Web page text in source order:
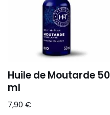
Huile de Moutarde 50
ml
7,90 €